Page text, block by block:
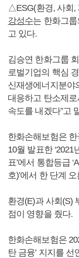
△ESG(환경, 사회,
강성수는 한화그
고 있다.
김승연 한화그룹
로벌기업의 핵심
신재생에너지분야
대응하고 탄소제
속도를 내겠다”고
한화손해보험은
10월 발표한
표’에서 통합등급
호)’에서 한 단계
환경(E)과 사회(S)
점이 영향을 줬다.
한화손해보험은
탄 금융’ 지지를 선